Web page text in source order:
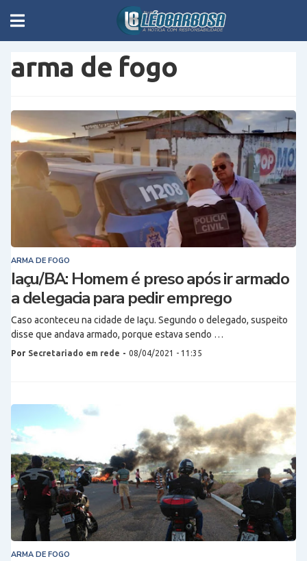
arma de fogo
ARMA DE FOGO
Iaçu/BA: Homem é preso após ir armado
a delegacia para pedir emprego
Caso aconteceu na cidade de Iaçu. Segundo o delegado, suspeito
disse que andava armado, porque estava sendo …
Por Secretariado em rede - 08/04/2021 - 11:35
ARMA DE FOGO